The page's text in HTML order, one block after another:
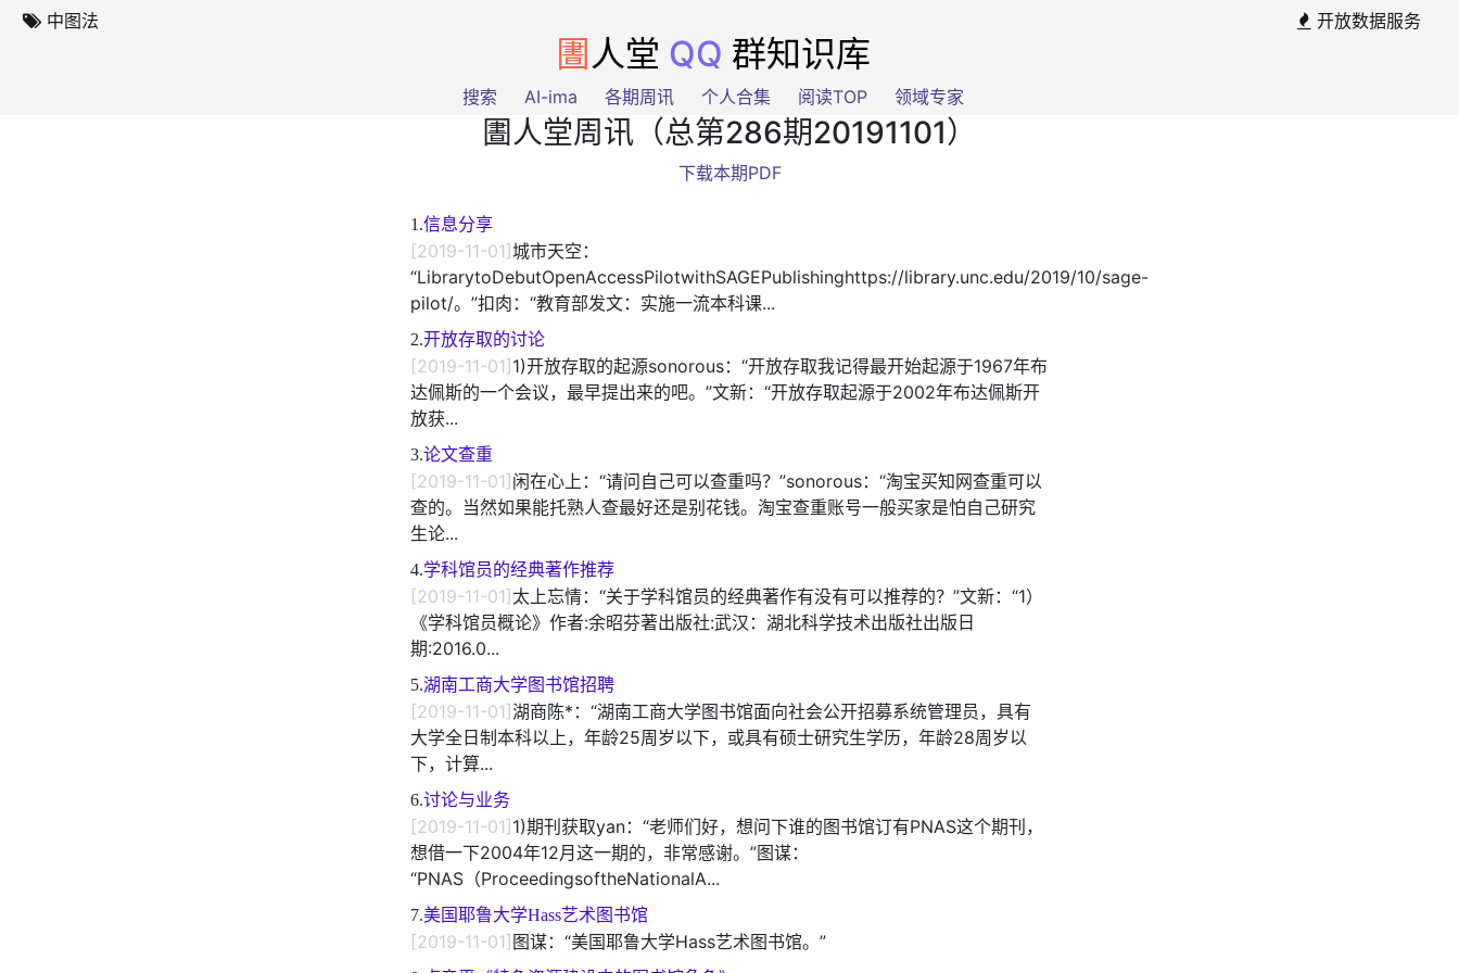
中图法 开放数据服务
圕 人堂 QQ 群知识库
搜索 AI-ima 各期周讯 个人合集 阅读TOP 领域专家
圕人堂周讯（总第286期20191101）
下载本期PDF
1.信息分享
[2019-11-01]城市天空：
“LibrarytoDebutOpenAccessPilotwithSAGEPublishinghttps://library.unc.edu/2019/10/sage-
pilot/。”扣肉：“教育部发文：实施一流本科课...
2.开放存取的讨论
[2019-11-01]1)开放存取的起源sonorous：“开放存取我记得最开始起源于1967年布
达佩斯的一个会议，最早提出来的吧。”文新：“开放存取起源于2002年布达佩斯开
放获...
3.论文查重
[2019-11-01]闲在心上：“请问自己可以查重吗？”sonorous：“淘宝买知网查重可以
查的。当然如果能托熟人查最好还是别花钱。淘宝查重账号一般买家是怕自己研究
生论...
4.学科馆员的经典著作推荐
[2019-11-01]太上忘情：“关于学科馆员的经典著作有没有可以推荐的？”文新：“1）
《学科馆员概论》作者:余昭芬著出版社:武汉：湖北科学技术出版社出版日
期:2016.0...
5.湖南工商大学图书馆招聘
[2019-11-01]湖商陈*：“湖南工商大学图书馆面向社会公开招募系统管理员，具有
大学全日制本科以上，年龄25周岁以下，或具有硕士研究生学历，年龄28周岁以
下，计算...
6.讨论与业务
[2019-11-01]1)期刊获取yan：“老师们好，想问下谁的图书馆订有PNAS这个期刊，
想借一下2004年12月这一期的，非常感谢。”图谋：
“PNAS（ProceedingsoftheNationalA...
7.美国耶鲁大学Hass艺术图书馆
[2019-11-01]图谋：“美国耶鲁大学Hass艺术图书馆。”